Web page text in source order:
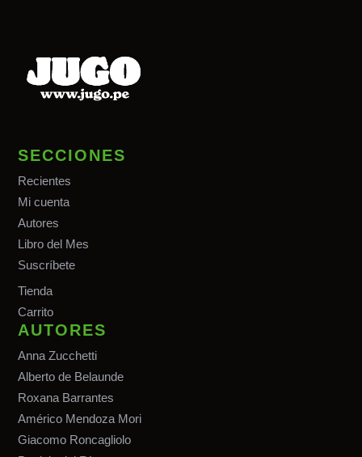
SECCIONES
Recientes
Mi cuenta
Autores
Libro del Mes
Suscríbete
Tienda
Carrito
AUTORES
Anna Zucchetti
Alberto de Belaunde
Roxana Barrantes
Américo Mendoza Mori
Giacomo Roncagliolo